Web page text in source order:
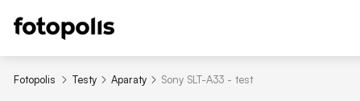
Fotopolis Testy Aparaty Sony SLT-A33 - test